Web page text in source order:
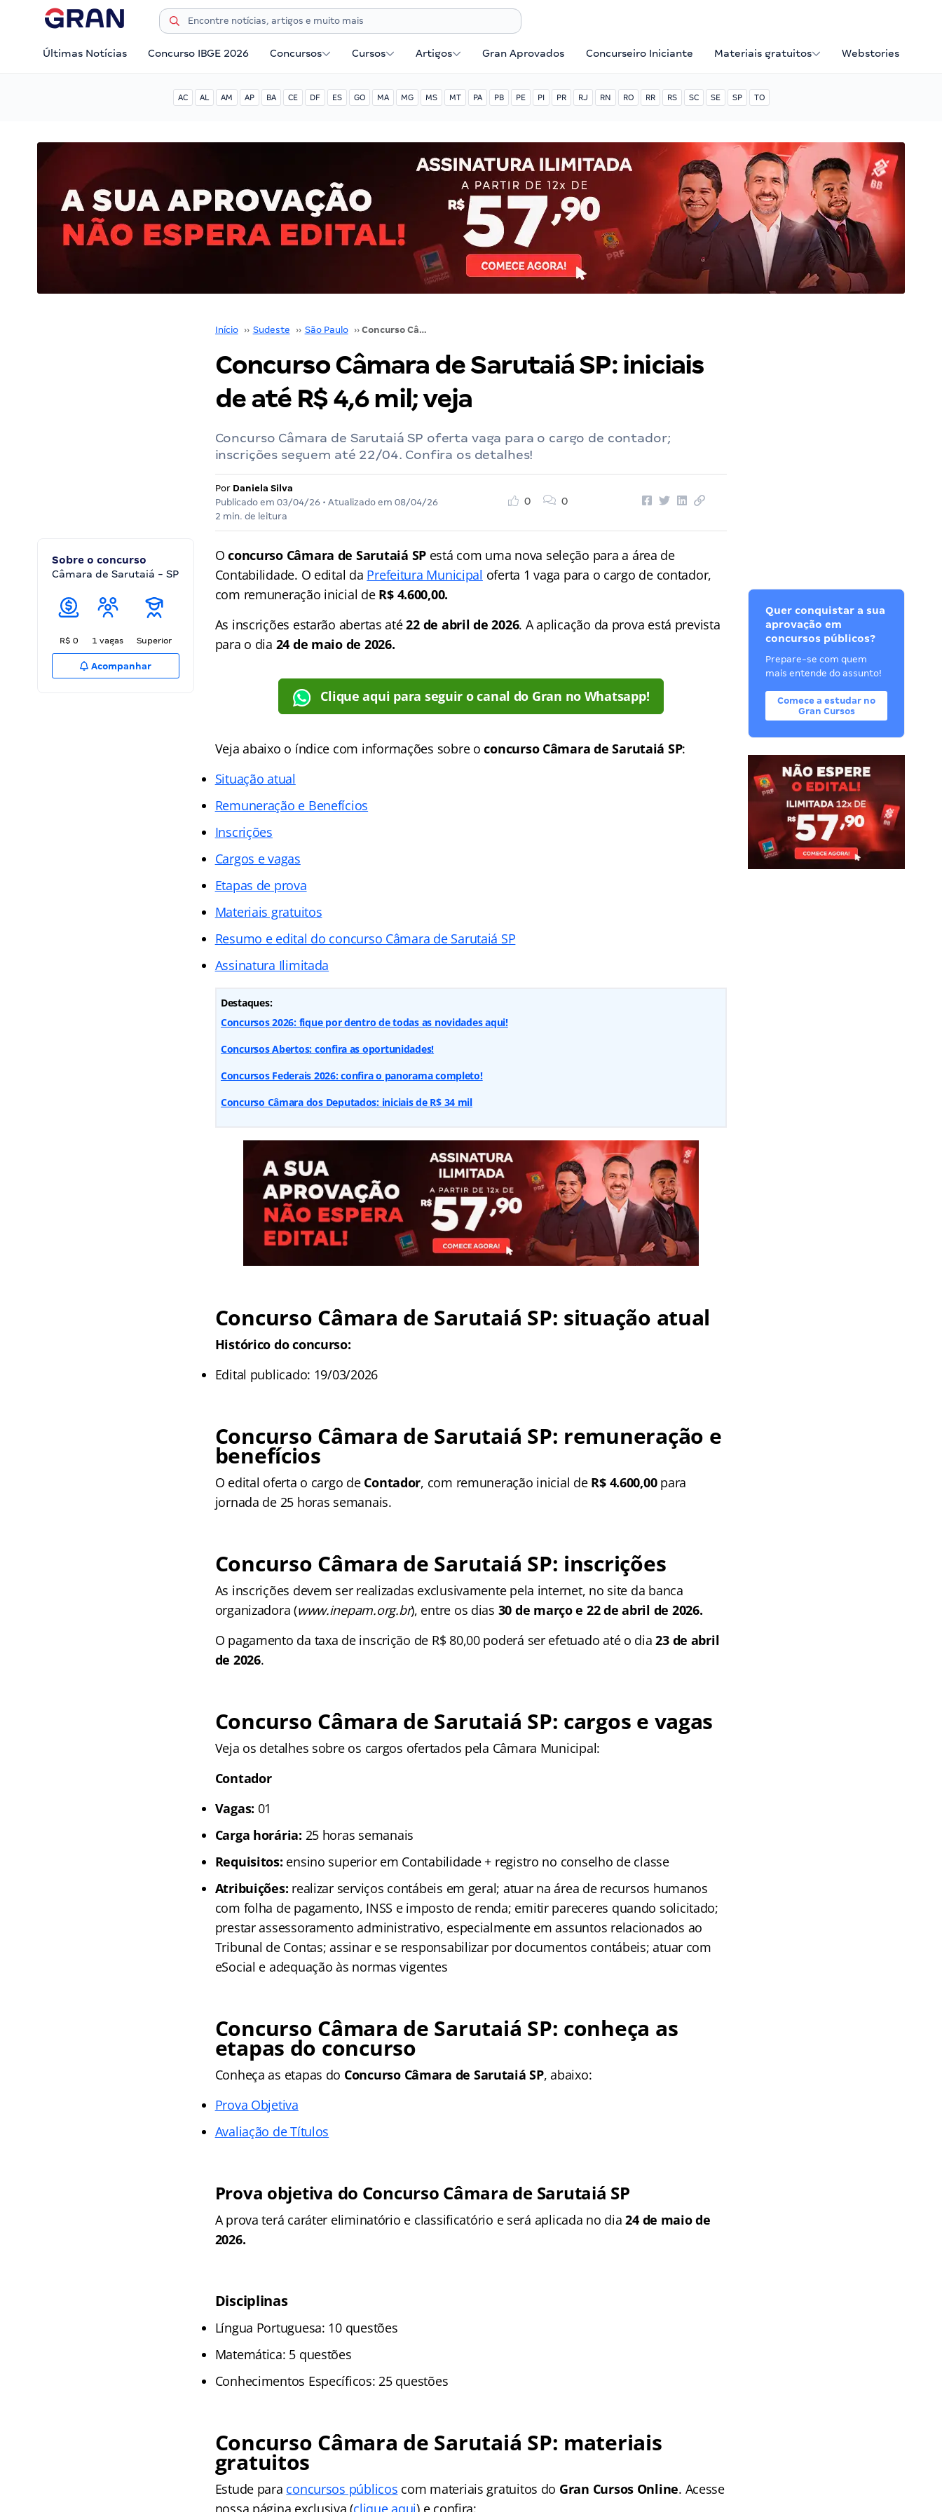
Últimas Notícias Concurso IBGE 2026 Concursos Cursos Artigos Gran Aprovados Concurseiro Iniciante Materiais gratuitos Webstories
AC AL AM AP BA CE DF ES GO MA MG MS MT PA PB PE PI PR RJ RN RO RR RS SC SE SP TO
Início ›› Sudeste ›› São Paulo ›› Concurso Câmara de Sarutaiá SP: iniciais de até R$ 4,6 mil; veja
Concurso Câmara de Sarutaiá SP: iniciais
de até R$ 4,6 mil; veja
Concurso Câmara de Sarutaiá SP oferta vaga para o cargo de contador;
inscrições seguem até 22/04. Confira os detalhes!
Por Daniela Silva
Publicado em 03/04/26 • Atualizado em 08/04/26
2 min. de leitura
0 0
Sobre o concurso
Câmara de Sarutaiá - SP
R$ 0 1 vagas Superior
Acompanhar
Oconcurso Câmara de Sarutaiá SPestá com uma nova seleção para a área de
Contabilidade. O edital da Prefeitura Municipal oferta 1 vaga para o cargo de contador,
com remuneração inicial de R$ 4.600,00.
As inscrições estarão abertas até22 de abril de 2026. A aplicação da prova está prevista
para o dia 24 de maio de 2026.
Clique aqui para seguir o canal do Gran no Whatsapp!
Veja abaixo o índice com informações sobre oconcurso Câmara de Sarutaiá SP:
Situação atual
Remuneração e Benefícios
Inscrições
Cargos e vagas
Etapas de prova
Materiais gratuitos
Resumo e edital do concurso Câmara de Sarutaiá SP
Assinatura Ilimitada
Destaques:
Concursos 2026: fique por dentro de todas as novidades aqui!
Concursos Abertos: confira as oportunidades!
Concursos Federais 2026: confira o panorama completo!
Concurso Câmara dos Deputados: iniciais de R$ 34 mil
Concurso Câmara de Sarutaiá SP: situação atual
Histórico do concurso:
Edital publicado: 19/03/2026
Concurso Câmara de Sarutaiá SP: remuneração e
benefícios
O edital oferta o cargo de Contador, com remuneração inicial de R$ 4.600,00para
jornada de 25 horas semanais.
Concurso Câmara de Sarutaiá SP: inscrições
As inscrições devem ser realizadas exclusivamente pela internet, no site da banca
organizadora (www.inepam.org.br), entre os dias 30 de março e 22 de abril de 2026.
O pagamento da taxa de inscrição de R$ 80,00 poderá ser efetuado até o dia23 de abril
de 2026.
Concurso Câmara de Sarutaiá SP: cargos e vagas
Veja os detalhes sobre os cargos ofertados pela Câmara Municipal:
Contador
Vagas: 01
Carga horária: 25 horas semanais
Requisitos: ensino superior em Contabilidade + registro no conselho de classe
Atribuições: realizar serviços contábeis em geral; atuar na área de recursos humanos
com folha de pagamento, INSS e imposto de renda; emitir pareceres quando solicitado;
prestar assessoramento administrativo, especialmente em assuntos relacionados ao
Tribunal de Contas; assinar e se responsabilizar por documentos contábeis; atuar com
eSocial e adequação às normas vigentes
Concurso Câmara de Sarutaiá SP: conheça as
etapas do concurso
Conheça as etapas do Concurso Câmara de Sarutaiá SP, abaixo:
Prova Objetiva
Avaliação de Títulos
Prova objetiva do Concurso Câmara de Sarutaiá SP
A prova terá caráter eliminatório e classificatório e será aplicada no dia24 de maio de
2026.
Disciplinas
Língua Portuguesa: 10 questões
Matemática: 5 questões
Conhecimentos Específicos: 25 questões
Concurso Câmara de Sarutaiá SP: materiais
gratuitos
Estude para concursos públicos com materiais gratuitos do Gran Cursos Online. Acesse
nossa página exclusiva (clique aqui) e confira:
Quer conquistar a sua
aprovação em
concursos públicos?
Prepare-se com quem
mais entende do assunto!
Comece a estudar no
Gran Cursos